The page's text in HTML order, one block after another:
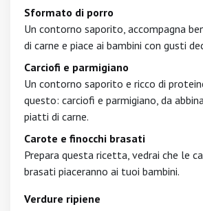
Sformato di porro
Un contorno saporito, accompagna
di carne e piace ai bambini con gusti
Carciofi e parmigiano
Un contorno saporito e ricco di
questo: carciofi e parmigiano, da
piatti di carne.
Carote e finocchi brasati
Prepara questa ricetta, vedrai che le
brasati piaceranno ai tuoi bambini.
Verdure ripiene